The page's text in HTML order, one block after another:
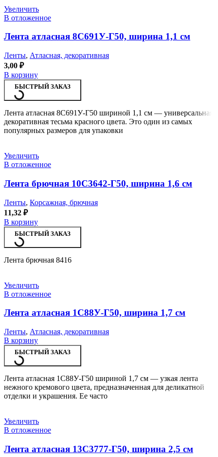
Увеличить
В отложенное
Лента атласная 8С691У-Г50, ширина 1,1 см
Ленты, Атласная, декоративная
3,00 ₽
В корзину
БЫСТРЫЙ ЗАКАЗ
Лента атласная 8С691У-Г50 шириной 1,1 см — универсальная
декоративная тесьма красного цвета. Это один из самых
популярных размеров для упаковки
Увеличить
В отложенное
Лента брючная 10С3642-Г50, ширина 1,6 см
Ленты, Корсажная, брючная
11,32 ₽
В корзину
БЫСТРЫЙ ЗАКАЗ
Лента брючная 8416
Увеличить
В отложенное
Лента атласная 1С88У-Г50, ширина 1,7 см
Ленты, Атласная, декоративная
В корзину
БЫСТРЫЙ ЗАКАЗ
Лента атласная 1С88У-Г50 шириной 1,7 см — узкая лента
нежного кремового цвета, предназначенная для деликатной
отделки и украшения. Ее часто
Увеличить
В отложенное
Лента атласная 13С3777-Г50, ширина 2,5 см